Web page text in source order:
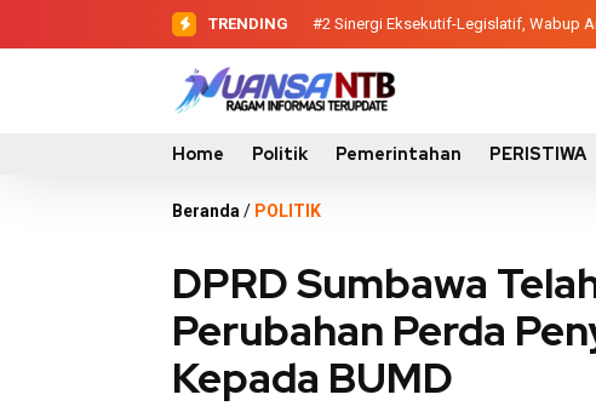
TRENDING #2 Sinergi Eksekutif-Legislatif,
#3 Evaluasi Perencanaan Pembangunan
Home Politik Pemerintahan PERISTIWA
Beranda / POLITIK
DPRD Sumbawa
Perubahan Perda
Kepada BUMD